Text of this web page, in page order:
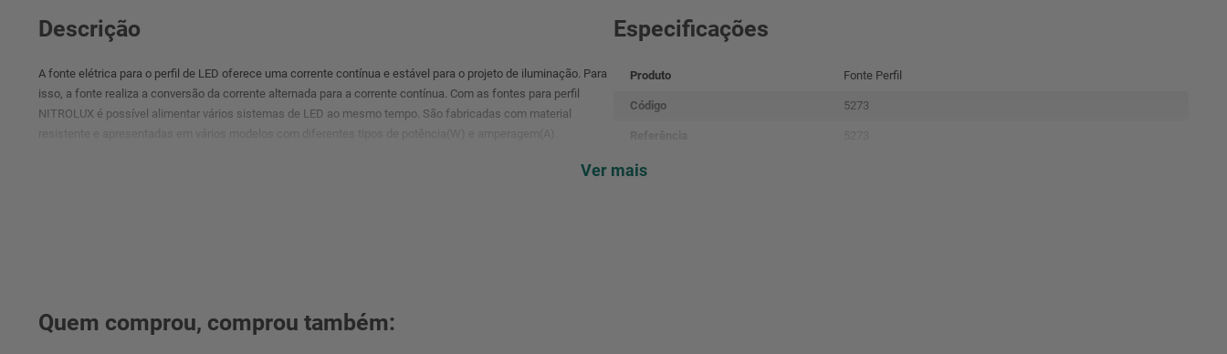
Descrição
A fonte elétrica para o perfil de LED oferece uma corrente contínua e estável para o projeto de iluminação. Para
isso, a fonte realiza a conversão da corrente alternada para a corrente contínua. Com as fontes para perfil
NITROLUX é possível alimentar vários sistemas de LED ao mesmo tempo. São fabricadas com material
resistente e apresentadas em vários modelos com diferentes tipos de potência(W) e amperagem(A).
Especificações
Produto Fonte Perfil
Código 5273
Potência(W)
Ver mais
Quem comprou, comprou também: